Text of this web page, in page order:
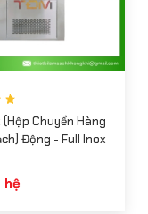
(Hộp Chuyển Hàng
Động - Full Inox
hệ